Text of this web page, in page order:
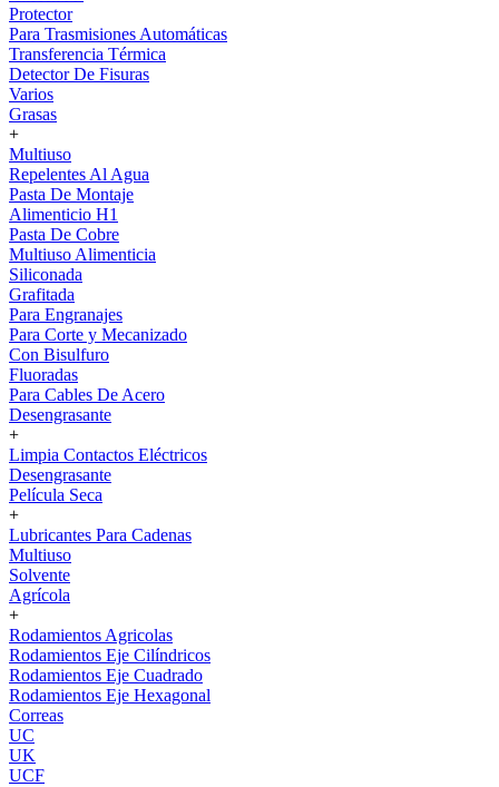
Protector
Para Trasmisiones Automáticas
Transferencia Térmica
Detector De Fisuras
Varios
Grasas
+
Multiuso
Repelentes Al Agua
Pasta De Montaje
Alimenticio H1
Pasta De Cobre
Multiuso Alimenticia
Siliconada
Grafitada
Para Engranajes
Para Corte y Mecanizado
Con Bisulfuro
Fluoradas
Para Cables De Acero
Desengrasante
+
Limpia Contactos Eléctricos
Desengrasante
Película Seca
+
Lubricantes Para Cadenas
Multiuso
Solvente
Agrícola
+
Rodamientos Agricolas
Rodamientos Eje Cilíndricos
Rodamientos Eje Cuadrado
Rodamientos Eje Hexagonal
Correas
UC
UK
UCF